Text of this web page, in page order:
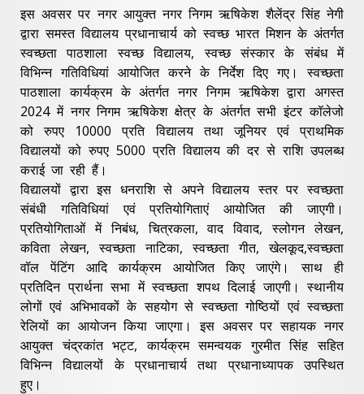
इस अवसर पर नगर आयुक्त नगर निगम ऋषिकेश शैलेंद्र सिंह नेगी
द्वारा समस्त विद्यालय प्रधानाचार्य को स्वच्छ भारत मिशन के अंतर्गत
स्वच्छता पाठशाला स्वच्छ विद्यालय, स्वच्छ संस्कार के संबंध में
विभिन्न गतिविधियां आयोजित करने के निर्देश दिए गए। स्वच्छता
पाठशाला कार्यक्रम के अंतर्गत नगर निगम ऋषिकेश द्वारा अगस्त
2024 में नगर निगम ऋषिकेश क्षेत्र के अंतर्गत सभी इंटर कॉलेजो
को रुपए 10000 प्रति विद्यालय तथा जूनियर एवं प्राथमिक
विद्यालयों को रुपए 5000 प्रति विद्यालय की दर से राशि उपलब्ध
कराई जा रही हैं।
विद्यालयों द्वारा इस धनराशि से अपने विद्यालय स्तर पर स्वच्छता
संबंधी गतिविधियां एवं प्रतियोगिताएं आयोजित की जाएगी।
प्रतियोगिताओं में निबंध, चित्रकला, वाद विवाद, स्लोगन लेखन,
कविता लेखन, स्वच्छता नाटिका, स्वच्छता गीत, खेलकूद,स्वच्छता
वॉल पेंटिंग आदि कार्यक्रम आयोजित किए जाएंगे। साथ ही
प्रतिदिन प्रार्थना सभा में स्वच्छता शपथ दिलाई जाएगी। स्थानीय
लोगों एवं अभिभावकों के सहयोग से स्वच्छता गोष्ठियों एवं स्वच्छता
रेलियों का आयोजन किया जाएगा। इस अवसर पर सहायक नगर
आयुक्त चंद्रकांत भट्ट, कार्यक्रम समन्वयक गुरमीत सिंह सहित
विभिन्न विद्यालयों के प्रधानाचार्य तथा प्रधानाध्यापक उपस्थित
हुए।